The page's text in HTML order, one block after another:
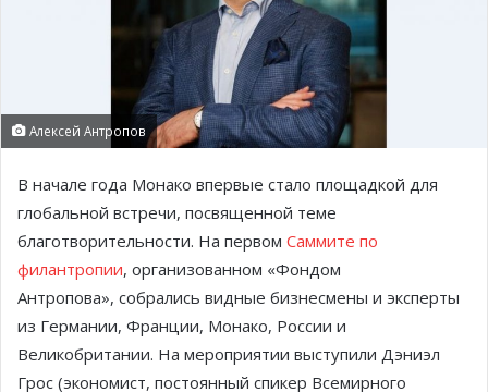
Алексей Антропов
В начале года Монако впервые стало площадкой для
глобальной встречи, посвященной теме
благотворительности. На первом Саммите по
филантропии, организованном «Фондом
Антропова», собрались видные бизнесмены и эксперты
из Германии, Франции, Монако, России и
Великобритании. На мероприятии выступили Дэниэл
Грос (экономист, постоянный спикер Всемирного